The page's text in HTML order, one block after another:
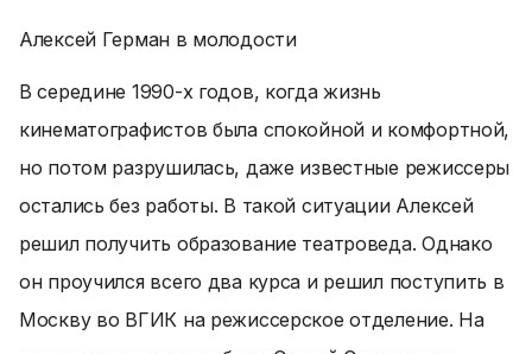
Алексей Герман в молодости
В середине 1990-х годов, когда жизнь
кинематографистов была спокойной и комфортной,
но потом разрушилась, даже известные режиссеры
остались без работы. В такой ситуации Алексей
решил получить образование театроведа. Однако
он проучился всего два курса и решил поступить в
Москву во ВГИК на режиссерское отделение. На